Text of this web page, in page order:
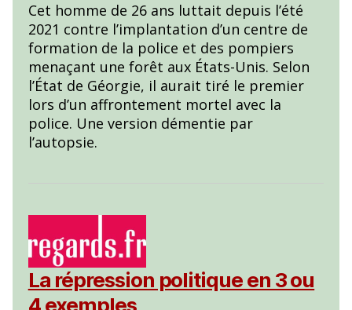
Cet homme de 26 ans luttait depuis l’été
2021 contre l’implantation d’un centre de
formation de la police et des pompiers
menaçant une forêt aux États-Unis. Selon
l’État de Géorgie, il aurait tiré le premier
lors d’un affrontement mortel avec la
police. Une version démentie par
l’autopsie.
La répression politique en 3 ou
4 exemples